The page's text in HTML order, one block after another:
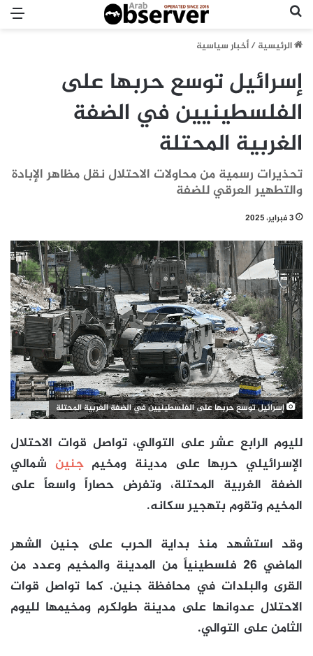
الرئيسية/أخبار سياسية
إسرائيل توسع حربها على
الفلسطينيين في الضفة
الغربية المحتلة
تحذيرات رسمية من محاولات الاحتلال نقل مظاهر الإبادة
والتطهير العرقي للضفة
3 فبراير، 2025
إسرائيل توسع حربها على الفلسطينيين في الضفة الغربية المحتلة
لليوم الرابع عشر على التوالي، تواصل قوات الاحتلال
الإسرائيلي حربها على مدينة ومخيمجنين شمالي
الضفة الغربية المحتلة، وتفرض حصاراً واسعاً على
المخيم وتقوم بتهجير سكانه.
وقد استشهد منذ بداية الحرب على جنين الشهر
الماضي 26 فلسطينياً من المدينة والمخيم وعدد من
القرى والبلدات في محافظة جنين. كما تواصل قوات
الاحتلال عدوانها على مدينة طولكرم ومخيمها لليوم
الثامن على التوالي.